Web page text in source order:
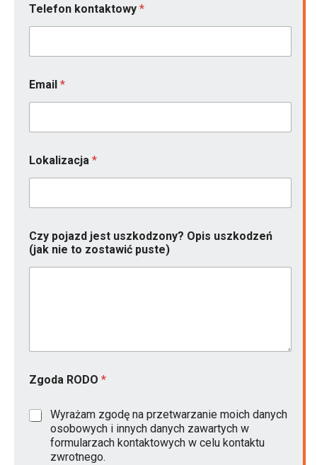
ń
Telefon kontaktowy *
Email *
Lokalizacja *
Czy pojazd jest uszkodzony? Opis uszkodzeń
(jak nie to zostawić puste)
Zgoda RODO *
Wyrażam zgodę na przetwarzanie moich danych
osobowych i innych danych zawartych w
formularzach kontaktowych w celu kontaktu
zwrotnego.